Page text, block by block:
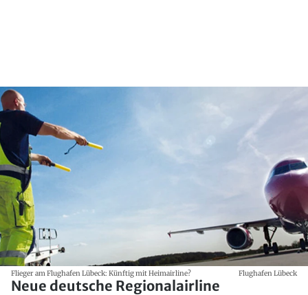
Flieger am Flughafen Lübeck: Künftig mit Heimairline? Flughafen Lübeck
Neue deutsche Regionalairline